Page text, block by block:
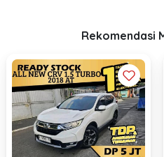
Rekomendasi